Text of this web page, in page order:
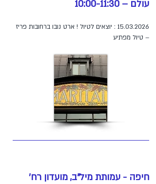
עולם – 10:00-11:30
15.03.2026 : יוצאים לטיול ! ארט נובו ברחובות פריז
– טיול מפתיע
חיפה - עמותת מיל"ב, מועדון רח'